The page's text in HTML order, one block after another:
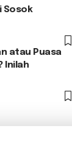
Sosok
atau Puasa
Inilah